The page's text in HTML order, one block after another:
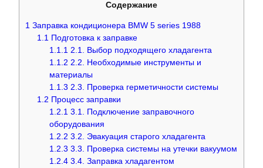
Содержание
1 Заправка кондиционера BMW 5 series 1988
1.1 Подготовка к заправке
1.1.1 2.1. Выбор подходящего хладагента
1.1.2 2.2. Необходимые инструменты и
материалы
1.1.3 2.3. Проверка герметичности системы
1.2 Процесс заправки
1.2.1 3.1. Подключение заправочного
оборудования
1.2.2 3.2. Эвакуация старого хладагента
1.2.3 3.3. Проверка системы на утечки вакуумом
1.2.43.4. Заправка хладагентом